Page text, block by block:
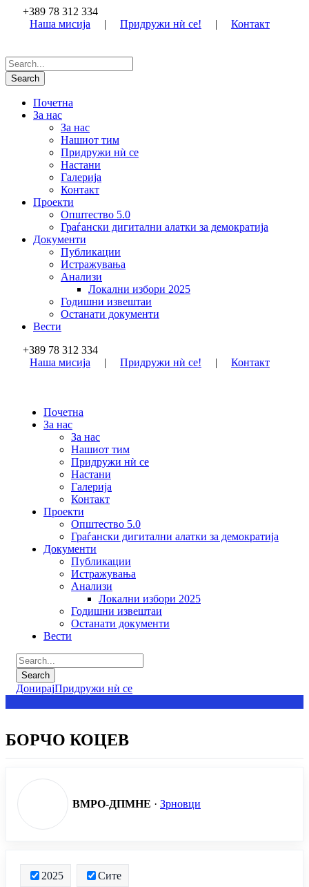
+389 78 312 334
Наша мисија
| Придружи нѝ се! | Контакт
Почетна
За нас
За нас
Нашиот тим
Придружи нѝ се
Настани
Галерија
Контакт
Проекти
Општество 5.0
Граѓански дигитални алатки за демократија
Документи
Публикации
Истражувања
Анализи
Локални избори 2025
Годишни извештаи
Останати документи
Вести
+389 78 312 334
Наша мисија
| Придружи нѝ се! | Контакт
Почетна
За нас
За нас
Нашиот тим
Придружи нѝ се
Настани
Галерија
Контакт
Проекти
Општество 5.0
Граѓански дигитални алатки за демократија
Документи
Публикации
Истражувања
Анализи
Локални избори 2025
Годишни извештаи
Останати документи
Вести
ДонирајПридружи нѝ се
БОРЧО КОЦЕВ
ВМРО-ДПМНЕ · Зрновци
2025 Сите